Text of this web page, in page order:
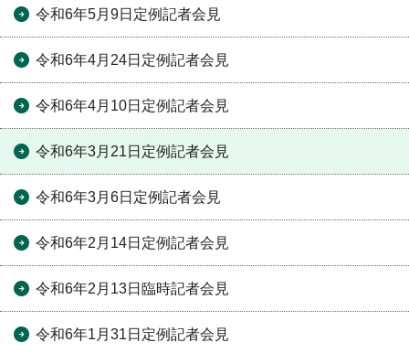
令和6年5月9日定例記者会見
令和6年4月24日定例記者会見
令和6年4月10日定例記者会見
令和6年3月21日定例記者会見
令和6年3月6日定例記者会見
令和6年2月14日定例記者会見
令和6年2月13日臨時記者会見
令和6年1月31日定例記者会見